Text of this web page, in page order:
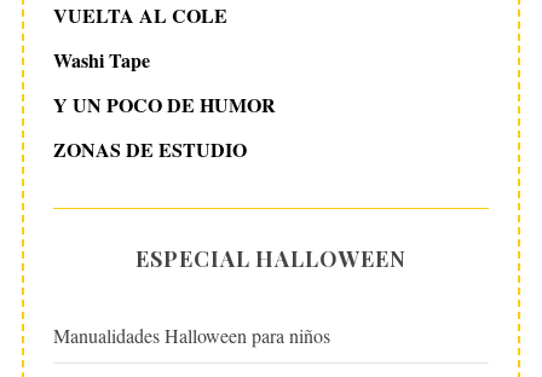
VUELTA AL COLE
Washi Tape
Y UN POCO DE HUMOR
ZONAS DE ESTUDIO
ESPECIAL HALLOWEEN
Manualidades Halloween para niños